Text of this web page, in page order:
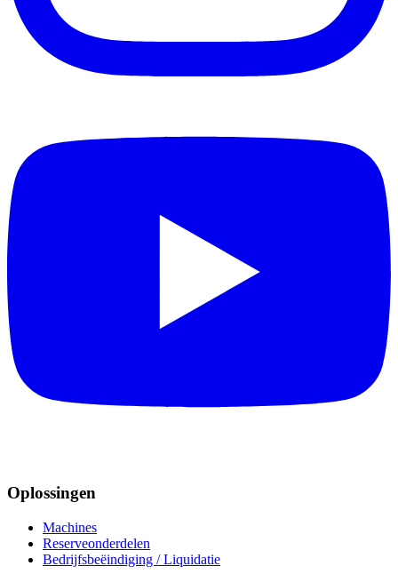
Oplossingen
Machines
Reserveonderdelen
Bedrijfsbeëindiging / Liquidatie